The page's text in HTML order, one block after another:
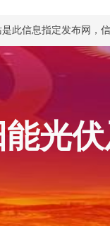
此信息指定发布网，
光